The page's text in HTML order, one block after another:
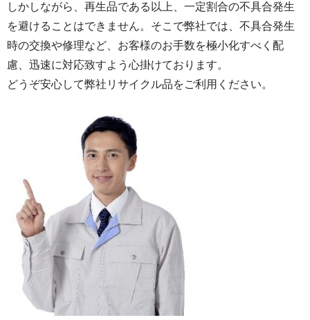
しかしながら、再生品である以上、一定割合の不具合発生
を避けることはできません。そこで弊社では、不具合発生
時の交換や修理など、お客様のお手数を極小化すべく配
慮、迅速に対応致すよう心掛けております。
どうぞ安心して弊社リサイクル品をご利用ください。